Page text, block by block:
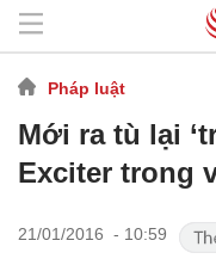
Pháp luật
Mới ra tù lại
Exciter trong
21/01/2016 - 10:59